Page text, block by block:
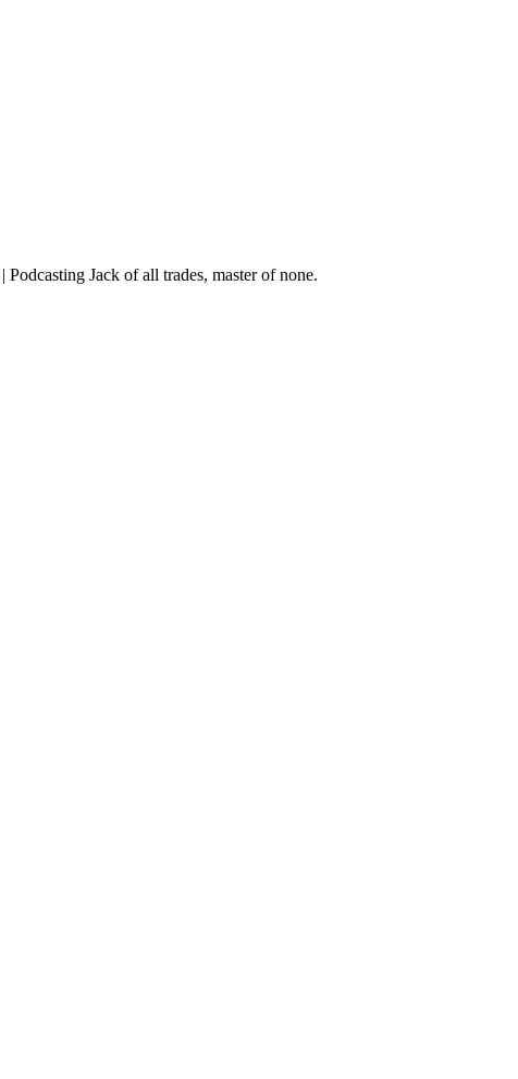
Jack of all trades, master of none.